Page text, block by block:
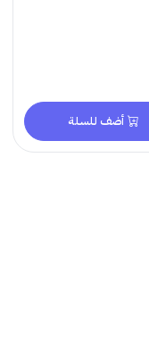
أضف للسلة